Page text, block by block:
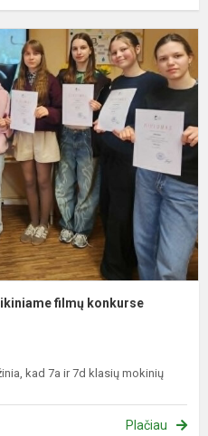
filmų konkurse
kad 7a ir 7d klasių mokinių
Plačiau